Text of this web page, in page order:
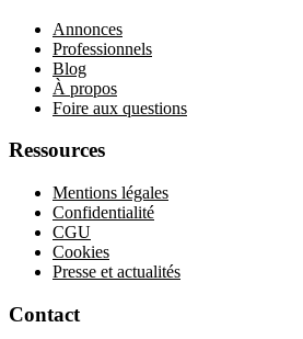
Annonces
Professionnels
Blog
À propos
Foire aux questions
Ressources
Mentions légales
Confidentialité
CGU
Cookies
Presse et actualités
Contact